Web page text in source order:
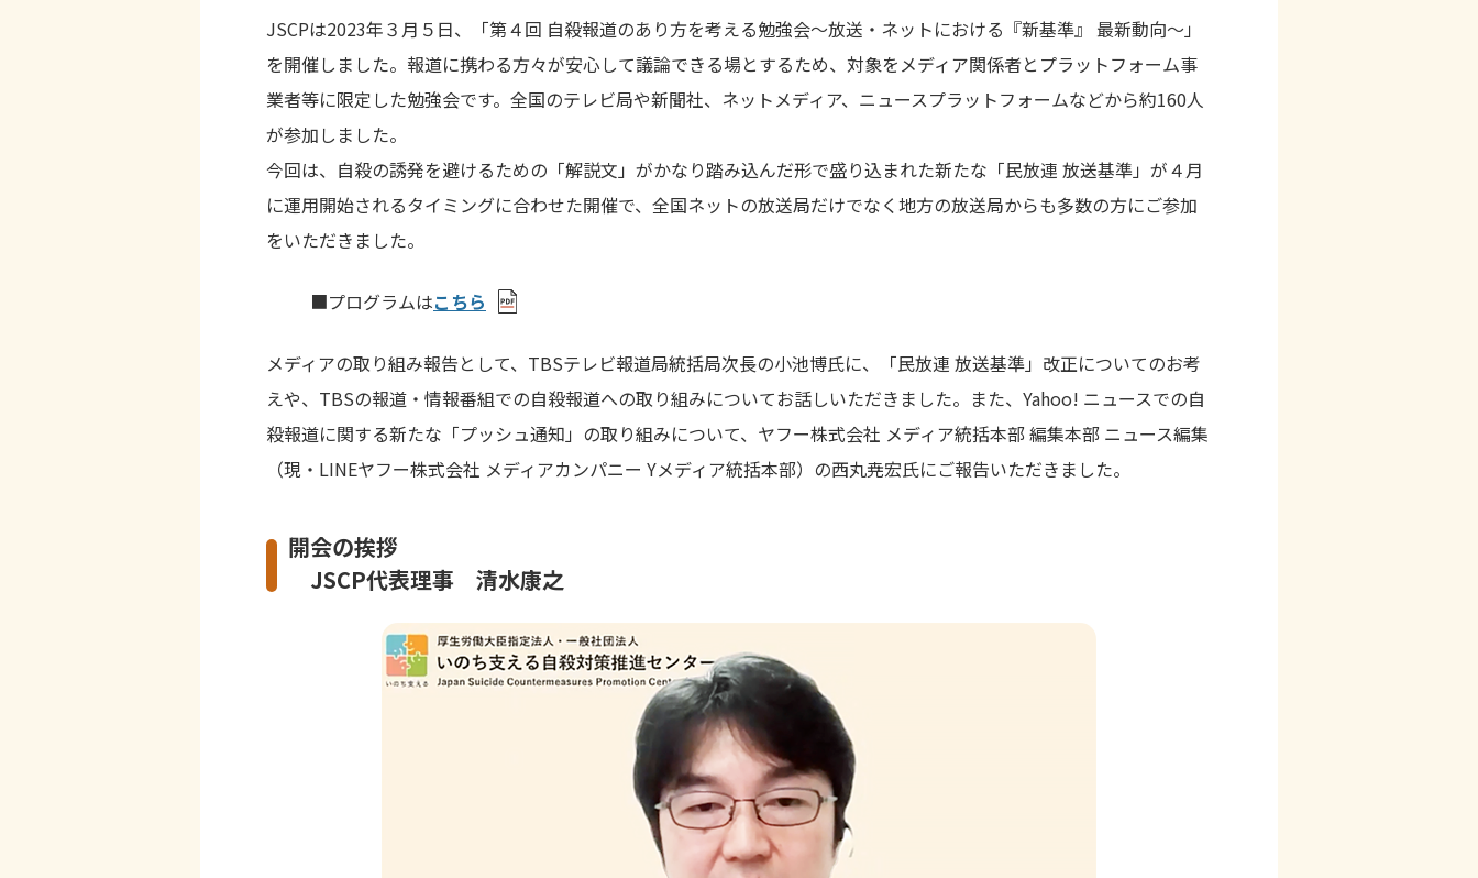
JSCPは2023年３月５日、「第４回 自殺報道のあり方を考える勉強会〜放送・ネットにおける『新基準』 最新動向〜」
を開催しました。報道に携わる方々が安心して議論できる場とするため、対象をメディア関係者とプラットフォーム事
業者等に限定した勉強会です。全国のテレビ局や新聞社、ネットメディア、ニュースプラットフォームなどから約160人
が参加しました。
今回は、自殺の誘発を避けるための「解説文」がかなり踏み込んだ形で盛り込まれた新たな「民放連 放送基準」が４月
に運用開始されるタイミングに合わせた開催で、全国ネットの放送局だけでなく地方の放送局からも多数の方にご参加
をいただきました。
■プログラムはこちら
メディアの取り組み報告として、TBSテレビ報道局統括局次長の小池博氏に、「民放連 放送基準」改正についてのお考
えや、TBSの報道・情報番組での自殺報道への取り組みについてお話しいただきました。また、Yahoo! ニュースでの自
殺報道に関する新たな「プッシュ通知」の取り組みについて、ヤフー株式会社 メディア統括本部 編集本部 ニュース編集
（現・LINEヤフー株式会社 メディアカンパニー Yメディア統括本部）の西丸尭宏氏にご報告いただきました。
開会の挨拶
JSCP代表理事 清水康之